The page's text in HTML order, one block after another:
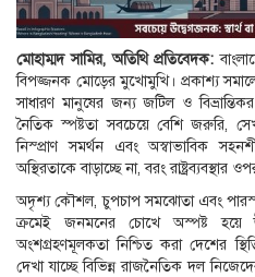
মোহাম্মদ সামির, অতিথি প্রতিবেদক:
বিপজ্জনক মোড়ের মুখোমুখি। প্রকাশ্য
সাধারণ মানুষের জন্য জটিল ও
নৈতিক স্পষ্টতা সবচেয়ে বেশি জরুরি,
নিস্প্রাণ সমর্থন এবং অস্বাভাবিক
অস্থিরতাকে বাড়াচ্ছে না, বরং রাষ্ট্রব্যবস্থার
অদৃশ্য কৌশল, চুপচাপ সমঝোতা এবং
ক্রমেই জনমনের চোখে অস্পষ্ট হয়ে
অংশগ্রহণমূলকতা নিশ্চিত করা দেশের
দেখা যাচ্ছে বিভিন্ন রাজনৈতিক দল